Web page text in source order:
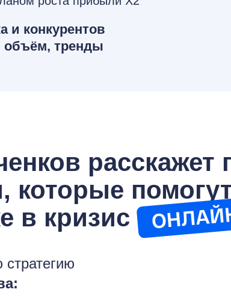
и конкурентов
тренды
расскажет
которые
в кризис
стратегию